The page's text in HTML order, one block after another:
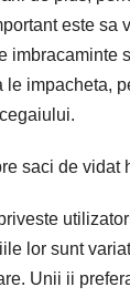
este sa
imbracaminte
le impacheta,
saci de vidat
lor sunt
Unii ii